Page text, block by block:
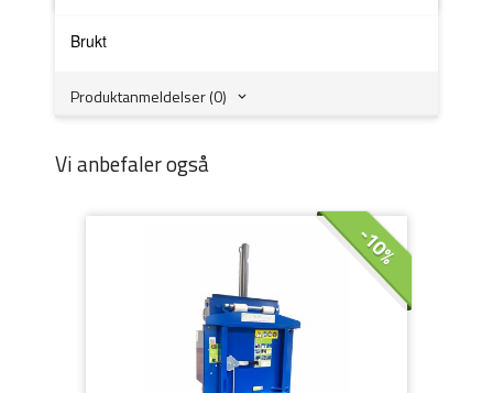
Brukt
Produktanmeldelser (0)
Vi anbefaler også
-10%